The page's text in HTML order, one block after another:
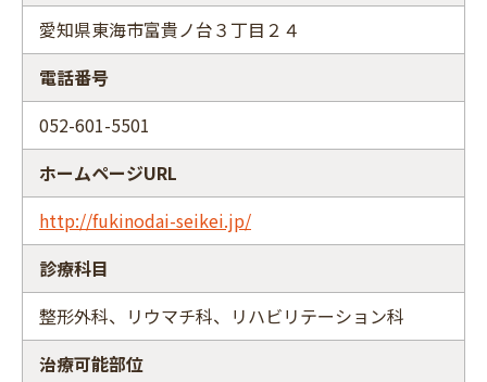
専門家インタビュー
愛知県東海市富貴ノ台３丁目２４
電話番号
052-601-5501
ホームページURL
http://fukinodai-seikei.jp/
診療科目
整形外科、リウマチ科、リハビリテーション科
治療可能部位